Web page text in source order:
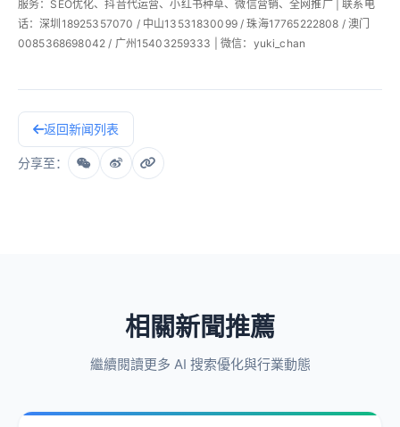
服务：SEO优化、抖音代运营、小红书种草、微信营销、全网推广 | 联系电
话：深圳18925357070 / 中山13531830099 / 珠海17765222808 / 澳门
0085368698042 / 广州15403259333 | 微信：yuki_chan
返回新闻列表
分享至：
相關新聞推薦
繼續閱讀更多 AI 搜索優化與行業動態